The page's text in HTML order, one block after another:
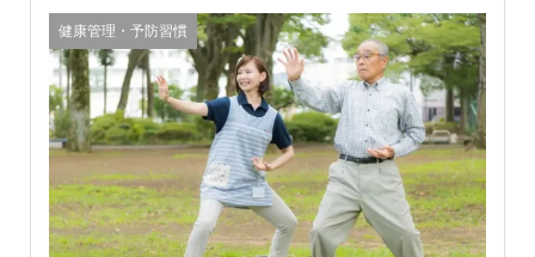
健康管理・予防習慣